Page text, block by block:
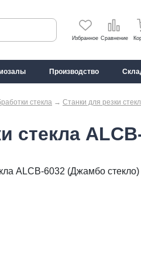
Избранное Сравнение
Производство
стекла → Станки для резки
стекла